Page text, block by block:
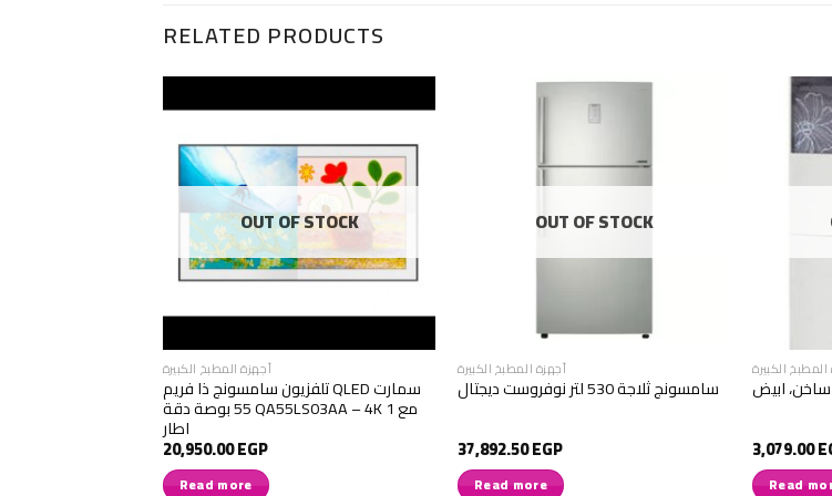
RELATED PRODUCTS
OUT OF STOCK
أجهزة المطبخ الكبيرة
تلفزيون سامسونج ذا فريم QLED سمارت
55 بوصة دقة QA55LS03AA – 4K مع 1
اطار
20,950.00EGP
Read more
OUT OF STOCK
أجهزة المطبخ الكبيرة
سامسونج ثلاجة 530 لتر نوفروست ديجتال
37,892.50EGP
Read more
الكبيرة
3,079.00
Read